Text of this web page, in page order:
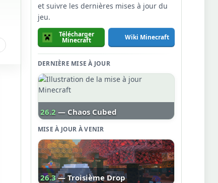
et suivre les dernières mises à jour du
jeu.
Télécharger
Minecraft Wiki Minecraft
DERNIÈRE MISE À JOUR
26.2 — Chaos Cubed
MISE À JOUR À VENIR
26.3 — Troisième Drop